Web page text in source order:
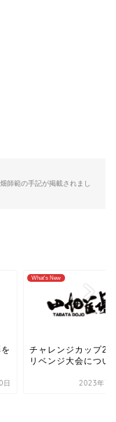
師範の手記が掲載されまし
日
What's New
チャレンジカップ
リベンジ大会につい
2023年7